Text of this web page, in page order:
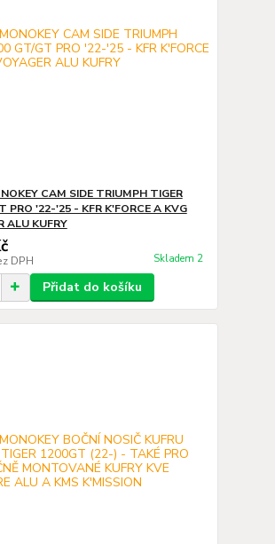
CAM SIDE TRIUMPH TIGER
PRO '22-'25 - KFR K'FORCE A KVG
ALU KUFRY
DPH Skladem 2
Přidat do košíku